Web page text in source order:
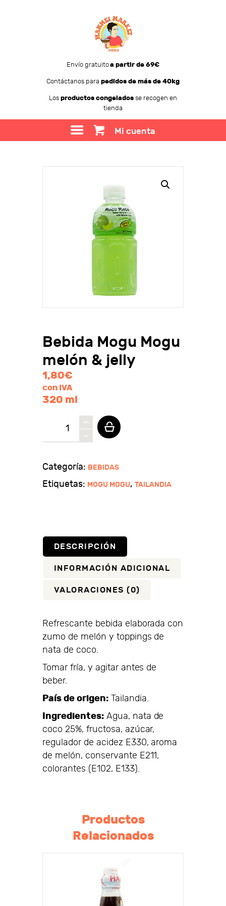
Envío gratuitoa partir de 69€
Contáctanos parapedidos de más de 40kg
Losproductos congeladosse recogen en
tienda
Mi cuenta
WANMEI MARKET
SOBRE WANMEI
Bebida Mogu Mogu
melón & jelly
1,80€
con IVA
320 ml
Bebida
melón
jelly
Categoría: BEBIDAS
Etiquetas: MOGU MOGU, TAILANDIA
DESCRIPCIÓN
INFORMACIÓN ADICIONAL
VALORACIONES (0)
Refrescante bebida elaborada con
zumo de melón y toppings de
nata de coco.
Tomar fría, y agitar antes de
beber.
País de origen:Tailandia.
Ingredientes:Agua, nata de
coco 25%, fructosa, azúcar,
regulador de acidez E330, aroma
de melón, conservante E211,
colorantes (E102, E133).
Productos
Relacionados